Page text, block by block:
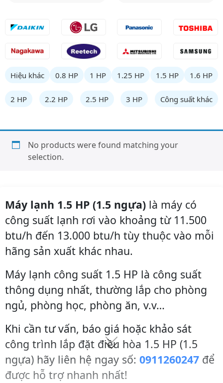
Hiệu khác 0.8 HP 1 HP 1.25 HP 1.5 HP 1.6 HP
2 HP 2.2 HP 2.5 HP 3 HP Công suất khác
No products were found matching your
selection.
Máy lạnh 1.5 HP (1.5 ngựa) là máy có
công suất lạnh rơi vào khoảng từ 11.500
btu/h đến 13.000 btu/h tùy thuộc vào mỗi
hãng sản xuất khác nhau.
Máy lạnh công suất 1.5 HP là công suất
thông dụng nhất, thường lắp cho phòng
ngủ, phòng học, phòng ăn, v.v…
Khi cần tư vấn, báo giá hoặc khảo sát
công trình lắp đặt điều hòa 1.5 HP (1.5
ngựa) hãy liên hệ ngay số: 0911260247 để
được hỗ trợ nhanh nhất!